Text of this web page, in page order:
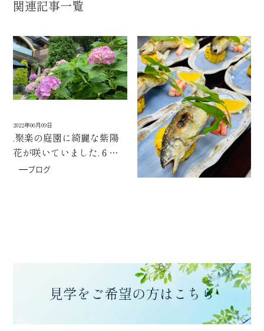
関連記事一覧
2022年06月09日
.聚楽の庭園に綺麗な紫陽
花が咲いていました️.６月
といえば、梅雨の時期です
所でしょうか️.グラデーシ
ョンになっているものもあ
ブログ
2022年06月08日
こんにちは
聚楽のレス
トランでは先日、初夏から
夏にかけて旬の『鮎料理』
が竿を構えて鮎を釣る姿は
日本の『夏の風物詩』とさ
れていますね写真は鮎の塩
焼き、鮎の彩り八寸、鮎の
ブログ